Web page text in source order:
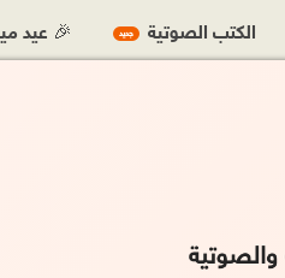
الكتب الصوتية جديد 🎉 عيد